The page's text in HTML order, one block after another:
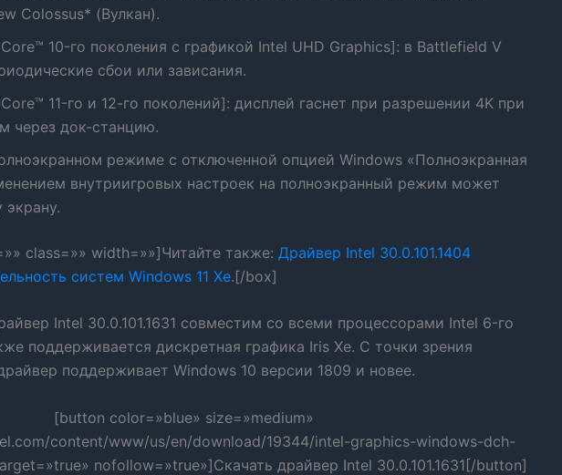
Colossus* (Вулкан).
10-го поколения с графикой Intel UHD Graphics]: в Battlefield V
сбои или зависания.
11-го и 12-го поколений]: дисплей гаснет при разрешении 4K при
через док-станцию.
режиме с отключенной опцией Windows «Полноэкранная
внутриигровых настроек на полноэкранный режим может
экрану.
class=»» width=»»]Читайте также: Драйвер Intel 30.0.101.1404
систем Windows 11 Xe.[/box]
Intel 30.0.101.1631 совместим со всеми процессорами Intel 6-го
поддерживается дискретная графика Iris Xe. С точки зрения
поддерживает Windows 10 версии 1809 и новее.
[button color=»blue» size=»medium»
content/www/us/en/download/19344/intel-graphics-windows-dch-
nofollow=»true»]Скачать драйвер Intel 30.0.101.1631[/button]